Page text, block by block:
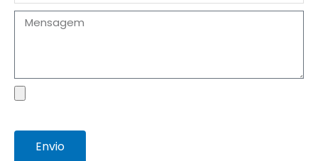
Mensagem
Arquivo
Envio